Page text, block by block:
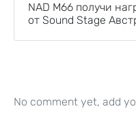
NAD M66 получи
от Sound Stage
No comment yet, add